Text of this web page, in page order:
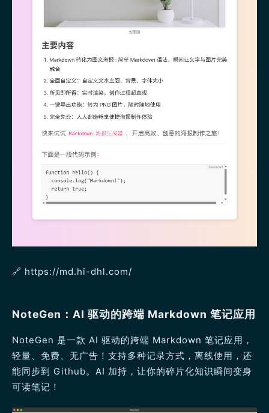
🔗 https://md.hi-dhl.com/
NoteGen：AI 驱动的跨端 Markdown 笔记应用
NoteGen 是一款 AI 驱动的跨端 Markdown 笔记应用，
轻量、免费、无广告！支持多种记录方式，离线使用，还
能同步到 Github。AI 加持，让你的碎片化知识瞬间变身
可读笔记！